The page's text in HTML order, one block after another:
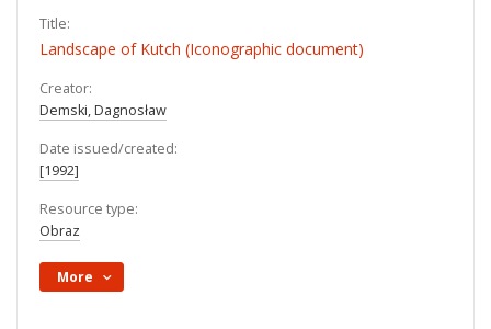
Title:
Landscape of Kutch (Iconographic document)
Creator:
Demski, Dagnosław
Date issued/created:
[1992]
Resource type:
Obraz
More